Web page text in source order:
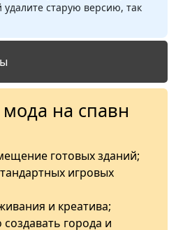
удалите старую версию, так
на спавн
готовых зданий;
игровых
и креатива;
города и